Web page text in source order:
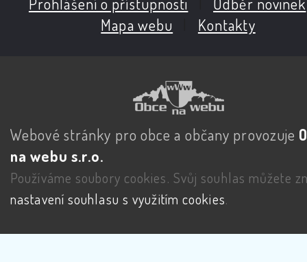
Mapa webu
Kontakty
Webové stránky pro obce a občany provozuje
na webu s.r.o.
Používáme soubory cookies. Svůj souhlas můžete
nastavení souhlasu s využitím cookies.